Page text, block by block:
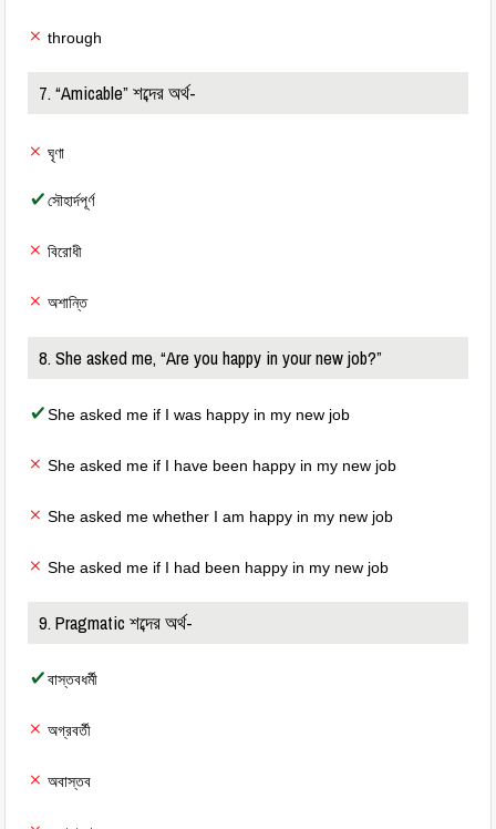
through
7. “Amicable” শব্দের অর্থ-
ঘৃণা
সৌহার্দপূর্ণ
বিরোধী
অশান্তি
8. She asked me, “Are you happy in your new job?”
She asked me if I was happy in my new job
She asked me if I have been happy in my new job
She asked me whether I am happy in my new job
She asked me if I had been happy in my new job
9. Pragmatic শব্দের অর্থ-
বাস্তবধর্মী
অগ্রবর্তী
অবাস্তব